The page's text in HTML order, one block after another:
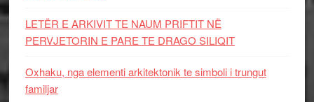
LETËR E ARKIVIT TE NAUM PRIFTIT NË
PERVJETORIN E PARE TE DRAGO SILIQIT
Oxhaku, nga elementi arkitektonik te simboli i trungut
familjar